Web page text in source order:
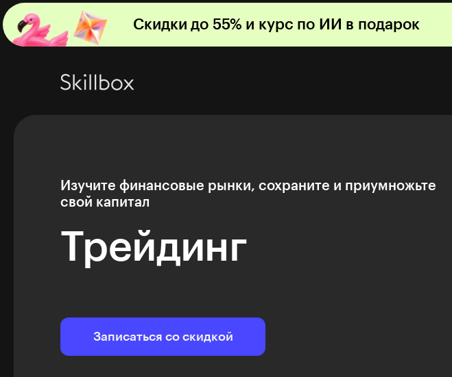
Скидки до 55% и курс по ИИ в подарок
Трейдинг
Изучите финансовые рынки, сохраните и приумножьте
свой капитал
Записаться со скидкой